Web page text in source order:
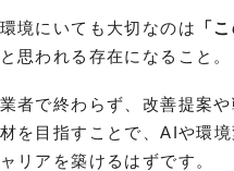
境にいても大切なのは
「
と思われる存在になること。
者で終わらず、改善提案
を目指すことで、AIや環境
リアを築けるはずです。